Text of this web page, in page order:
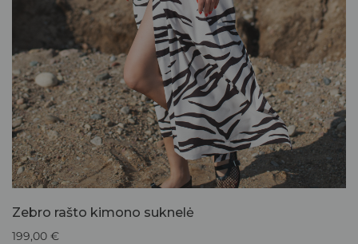
Zebro rašto kimono suknelė
199,00 €